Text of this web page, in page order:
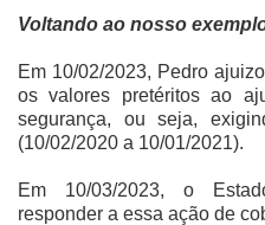
Voltando ao nosso
Em 10/02/2023, Pedro
os valores pretéritos ao
segurança, ou seja,
(10/02/2020 a 10/01/2021).
Em 10/03/2023, o
responder a essa ação de